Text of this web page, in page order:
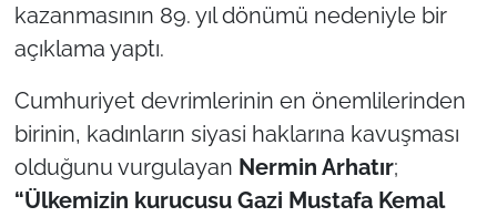
kazanmasının 89. yıl dönümü nedeniyle bir
açıklama yaptı.
Cumhuriyet devrimlerinin en önemlilerinden
birinin, kadınların siyasi haklarına kavuşması
olduğunu vurgulayan Nermin Arhatır;
“Ülkemizin kurucusu Gazi Mustafa Kemal
TÜRKİYE
Güvenlik
Genel